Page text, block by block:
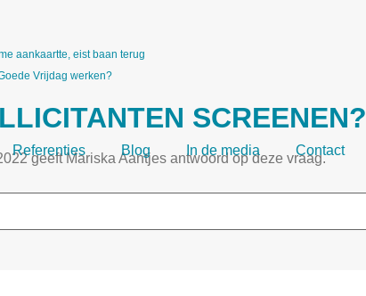
Referenties Blog In de media Contact
aankaartte, eist baan terug
Vrijdag werken?
SCREENEN?
geeft Mariska Aantjes antwoord op deze vraag.